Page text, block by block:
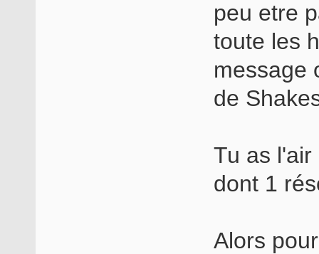
peu etre
toute les
message
de
Tu as
dont 1
Alors